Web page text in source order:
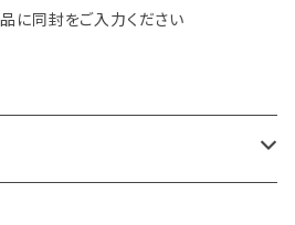
に同封をご入力ください